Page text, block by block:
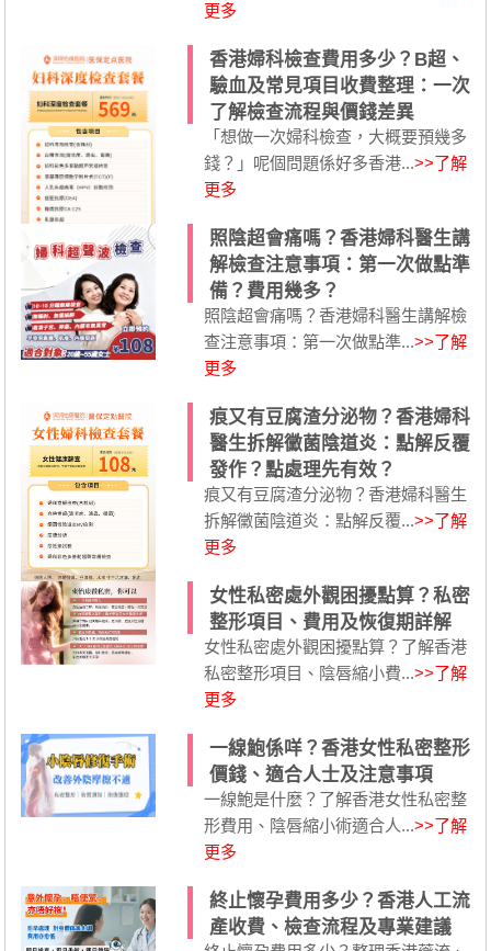
更多
香港婦科檢查費用多少？B超、
驗血及常見項目收費整理：一次
了解檢查流程與價錢差異
「想做一次婦科檢查，大概要預幾多
錢？」呢個問題係好多香港...>>了解
更多
照陰超會痛嗎？香港婦科醫生講
解檢查注意事項：第一次做點準
備？費用幾多？
照陰超會痛嗎？香港婦科醫生講解檢
查注意事項：第一次做點準...>>了解
更多
痕又有豆腐渣分泌物？香港婦科
醫生拆解黴菌陰道炎：點解反覆
發作？點處理先有效？
痕又有豆腐渣分泌物？香港婦科醫生
拆解黴菌陰道炎：點解反覆...>>了解
更多
女性私密處外觀困擾點算？私密
整形項目、費用及恢復期詳解
女性私密處外觀困擾點算？了解香港
私密整形項目、陰唇縮小費...>>了解
更多
一線鮑係咩？香港女性私密整形
價錢、適合人士及注意事項
一線鮑是什麼？了解香港女性私密整
形費用、陰唇縮小術適合人...>>了解
更多
終止懷孕費用多少？香港人工流
產收費、檢查流程及專業建議